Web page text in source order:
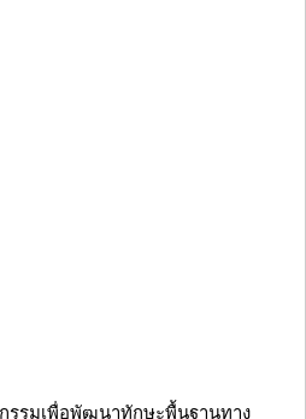
รรมเพื่อพัฒนาทักษะพื้นฐานทาง